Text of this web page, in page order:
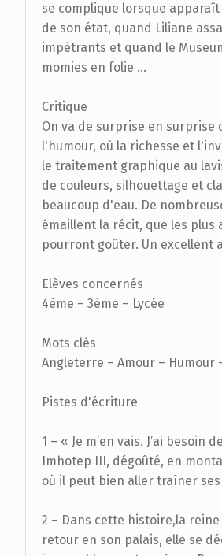
se complique lorsque
de son état, quand Liliane
impétrants et quand le
momies en folie …
Critique
On va de surprise en surprise
l'humour, où la richesse et
le traitement graphique au
de couleurs, silhouettage et
beaucoup d'eau. De
émaillent la récit, que les plus
pourront goûter. Un excellent
Elèves concernés
4ème – 3ème – Lycée
Mots clés
Angleterre – Amour – Humour
Pistes d'écriture
1 – « Je m’en vais. J’ai
Imhotep III, dégoûté, en
où il peut bien aller traîner
2 – Dans cette histoire,la
retour en son palais, elle se